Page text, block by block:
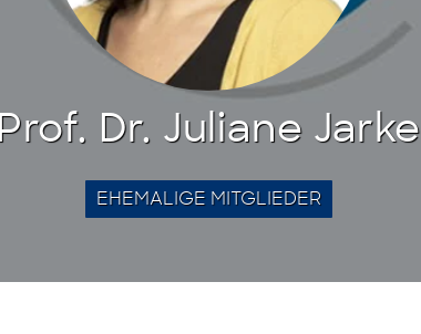
Prof. Dr. Juliane Jarke
EHEMALIGE MITGLIEDER